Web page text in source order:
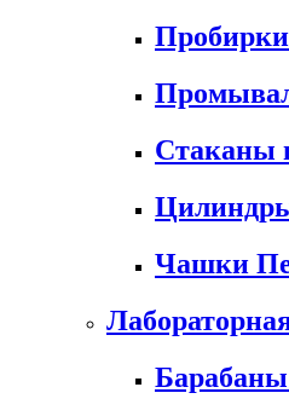
Стаканы
Чашки
Барабаны